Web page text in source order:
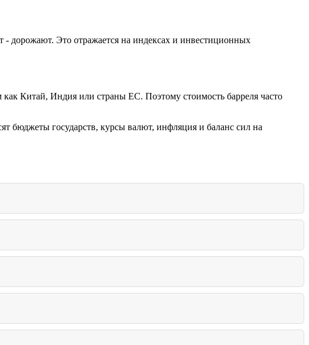
дорожают. Это отражается на индексах и инвестиционных
Китай, Индия или страны ЕС. Поэтому стоимость барреля часто
бюджеты государств, курсы валют, инфляция и баланс сил на
для картеля.